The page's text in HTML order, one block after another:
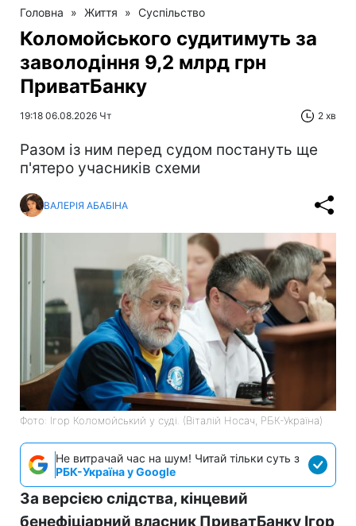
Головна » Життя » Суспільство
Коломойського судитимуть за
заволодіння 9,2 млрд грн
ПриватБанку
19:18 06.08.2026 Чт 2 хв
Разом із ним перед судом постануть ще
п'ятеро учасників схеми
ВАЛЕРІЯ АБАБІНА
Фото: Ігор Коломойський у суді. (Віталій Носач, РБК-Україна)
Не витрачай час на шум! Читай тільки суть з
РБК-Україна у Google
За версією слідства, кінцевий
бенефіціарний власник ПриватБанку Ігор